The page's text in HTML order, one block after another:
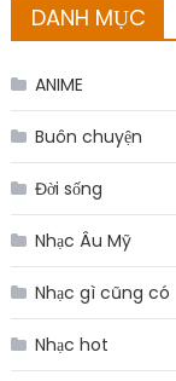
DANH MỤC
ANIME
Buôn chuyện
Đời sống
Nhạc Âu Mỹ
Nhạc gì cũng có
Nhạc hot